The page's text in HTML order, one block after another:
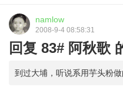
namlow
2008-9-4 08:58:31
回复 83# 阿秋歌
到过大埔，听说系用芋头粉做